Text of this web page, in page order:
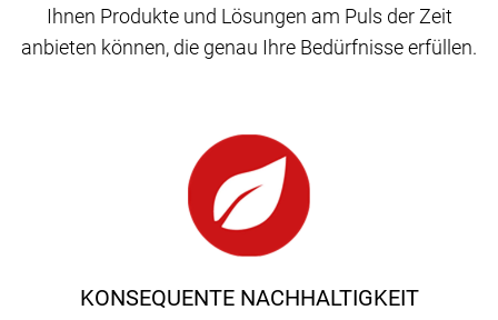
KONSEQUENTE NACHHALTIGKEIT
Ihnen Produkte und Lösungen am Puls der Zeit
anbieten können, die genau Ihre Bedürfnisse erfüllen.